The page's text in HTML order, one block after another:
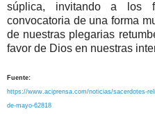
súplica, invitando a los
convocatoria de una forma
de nuestras plegarias
favor de Dios en nuestras
Fuente:
https://www.aciprensa.com/noticias/sacerdotes-
de-mayo-62818